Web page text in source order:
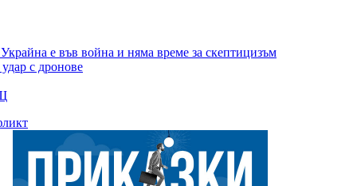
е във война и няма време за скептицизъм
с дронове